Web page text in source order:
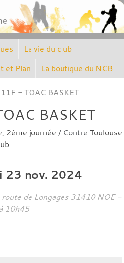
La vie du club
et Plan La boutique du NCB
- TOAC BASKET
BASKET
2ème journée / Contre Toulouse
23 nov. 2024
de Longages 31410 NOE -
à 10h45